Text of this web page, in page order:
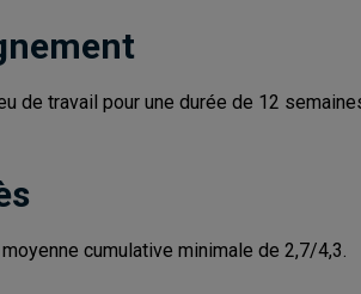
de travail pour une durée de 12
cumulative minimale de 2,7/4,3.